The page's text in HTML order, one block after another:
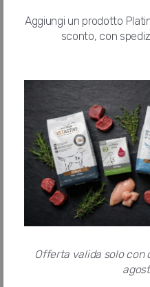
Ooops! non
che
Questa
Per
Su
Aggiungi un prodotto
sconto, con
Offerta valida solo con